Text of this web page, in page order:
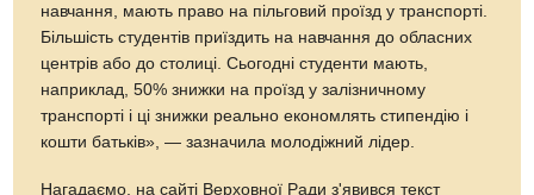
навчання, мають право на пільговий проїзд у транспорті.
Більшість студентів приїздить на навчання до обласних
центрів або до столиці. Сьогодні студенти мають,
наприклад, 50% знижки на проїзд у залізничному
транспорті і ці знижки реально економлять стипендію і
кошти батьків», — зазначила молодіжний лідер.
Нагадаємо, на сайті Верховної Ради з'явився текст